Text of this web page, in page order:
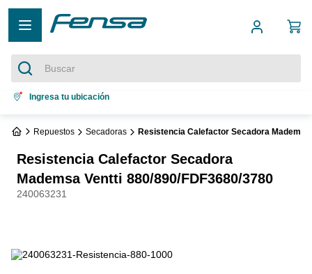
Buscar
Términos más buscados
4. bottom freezer
Ingresa tu ubicación
Repuestos Secadoras Resistencia Calefactor Secadora Mademsa
Resistencia Calefactor Secadora
Mademsa Ventti 880/890/FDF3680/3780
240063231